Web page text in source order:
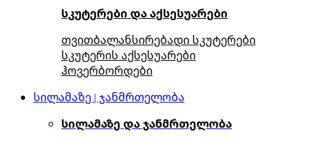
სკუტერები და აქსესუარები
თვითბალანსირებადი სკუტერები
სკუტერის აქსესუარები
ჰოვერბორდები
სილამაზე | ჯანმრთელობა
სილამაზე და ჯანმრთელობა